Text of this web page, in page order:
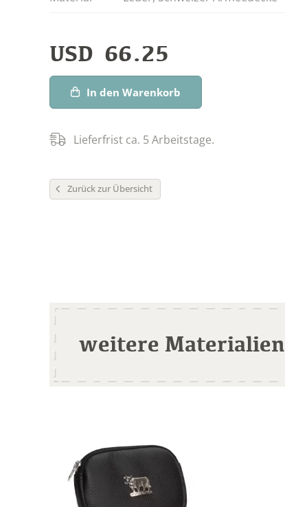
USD 66.25
In den Warenkorb
Lieferfrist ca. 5 Arbeitstage.
Zurück zur Übersicht
weitere Materialien